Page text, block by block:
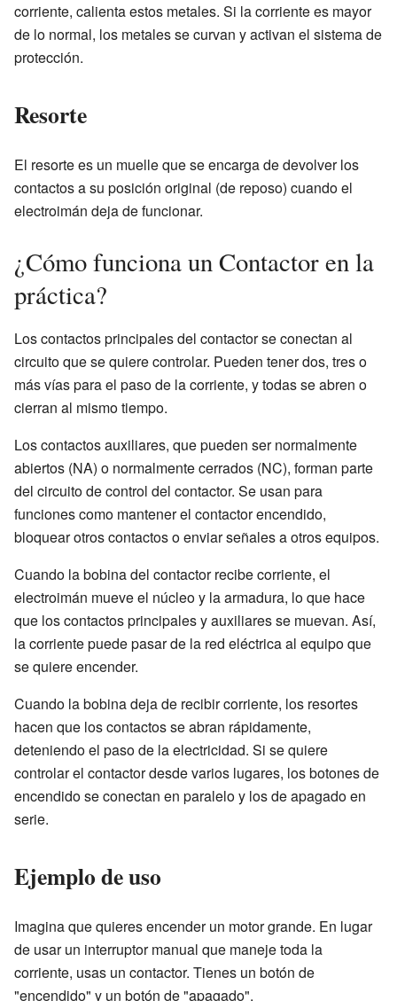
corriente, calienta estos metales. Si la corriente es mayor
de lo normal, los metales se curvan y activan el sistema de
protección.
Resorte
El resorte es un muelle que se encarga de devolver los
contactos a su posición original (de reposo) cuando el
electroimán deja de funcionar.
¿Cómo funciona un Contactor en la
práctica?
Los contactos principales del contactor se conectan al
circuito que se quiere controlar. Pueden tener dos, tres o
más vías para el paso de la corriente, y todas se abren o
cierran al mismo tiempo.
Los contactos auxiliares, que pueden ser normalmente
abiertos (NA) o normalmente cerrados (NC), forman parte
del circuito de control del contactor. Se usan para
funciones como mantener el contactor encendido,
bloquear otros contactos o enviar señales a otros equipos.
Cuando la bobina del contactor recibe corriente, el
electroimán mueve el núcleo y la armadura, lo que hace
que los contactos principales y auxiliares se muevan. Así,
la corriente puede pasar de la red eléctrica al equipo que
se quiere encender.
Cuando la bobina deja de recibir corriente, los resortes
hacen que los contactos se abran rápidamente,
deteniendo el paso de la electricidad. Si se quiere
controlar el contactor desde varios lugares, los botones de
encendido se conectan en paralelo y los de apagado en
serie.
Ejemplo de uso
Imagina que quieres encender un motor grande. En lugar
de usar un interruptor manual que maneje toda la
corriente, usas un contactor. Tienes un botón de
"encendido" y un botón de "apagado".